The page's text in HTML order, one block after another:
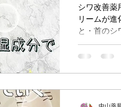
シワ改善薬
リームが進
と・首のシ
ンクルク
り、肌奥へ